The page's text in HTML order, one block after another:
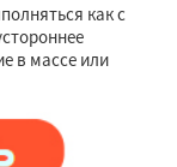
как с
в массе или